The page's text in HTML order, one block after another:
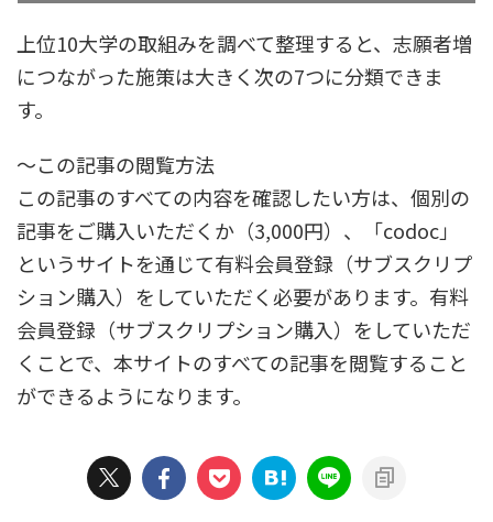
上位10大学の取組みを調べて整理すると、志願者増
につながった施策は大きく次の7つに分類できま
す。
～この記事の閲覧方法
この記事のすべての内容を確認したい方は、個別の
記事をご購入いただくか（3,000円）、「codoc」
というサイトを通じて有料会員登録（サブスクリプ
ション購入）をしていただく必要があります。有料
会員登録（サブスクリプション購入）をしていただ
くことで、本サイトのすべての記事を閲覧すること
ができるようになります。